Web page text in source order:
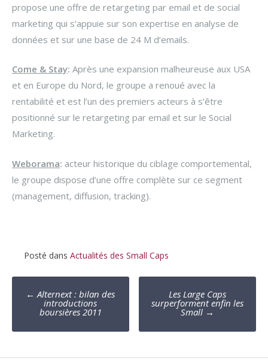
propose une offre de retargeting par email et de social
marketing qui s’appuie sur son expertise en analyse de
données et sur une base de 24 M d’emails.
Come & Stay: Après une expansion malheureuse aux USA
et en Europe du Nord, le groupe a renoué avec la
rentabilité et est l’un des premiers acteurs à s’être
positionné sur le retargeting par email et sur le Social
Marketing.
Weborama: acteur historique du ciblage comportemental,
le groupe dispose d’une offre complète sur ce segment
(management, diffusion, tracking).
Posté dans Actualités des Small Caps
Poste
navigation
← Alternext : bilan des
introductions
boursières 2011
Les Large Caps
surperforment enfin les
Small →